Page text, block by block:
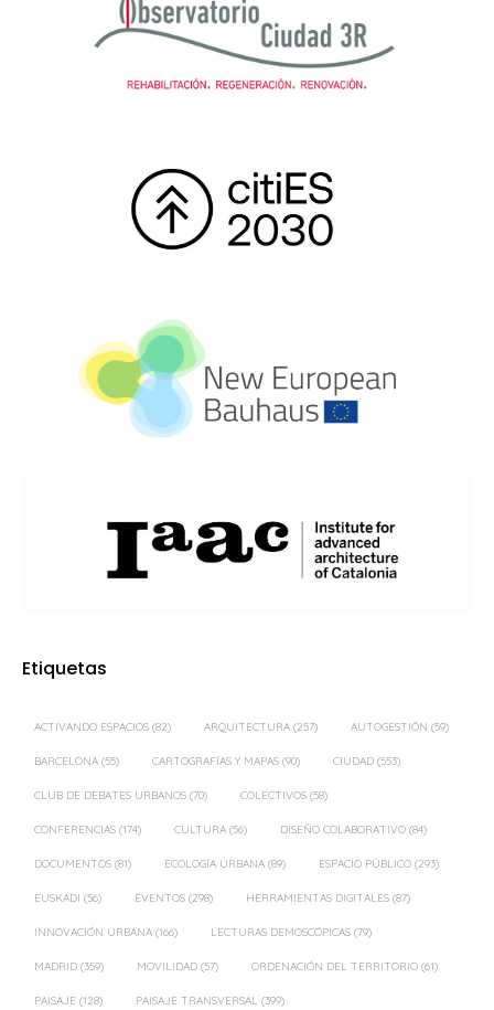
Etiquetas
ACTIVANDO ESPACIOS (82) ARQUITECTURA (257) AUTOGESTIÓN (59)
BARCELONA (55) CARTOGRAFÍAS Y MAPAS (90) CIUDAD (553)
CLUB DE DEBATES URBANOS (70) COLECTIVOS (58)
CONFERENCIAS (174) CULTURA (56) DISEÑO COLABORATIVO (84)
DOCUMENTOS (81) ECOLOGÍA URBANA (89) ESPACIO PÚBLICO (293)
EUSKADI (56) EVENTOS (298) HERRAMIENTAS DIGITALES (87)
INNOVACIÓN URBANA (166) LECTURAS DEMOSCÓPICAS (79)
MADRID (359) MOVILIDAD (57) ORDENACIÓN DEL TERRITORIO (61)
PAISAJE (128) PAISAJE TRANSVERSAL (399)